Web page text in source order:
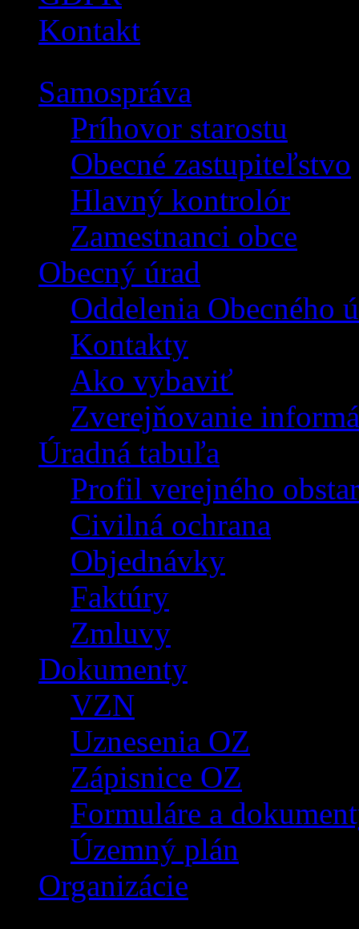
Kontakt
Samospráva
Príhovor starostu
Obecné zastupiteľstvo
Hlavný kontrolór
Zamestnanci obce
Obecný úrad
Oddelenia Obecného
Kontakty
Ako vybaviť
Zverejňovanie
Úradná tabuľa
Profil verejného
Civilná ochrana
Objednávky
Faktúry
Zmluvy
Dokumenty
VZN
Uznesenia OZ
Zápisnice OZ
Formuláre a
Územný plán
Organizácie